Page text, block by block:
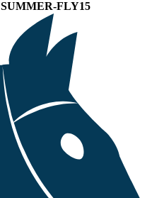
SUMMER-FLY15